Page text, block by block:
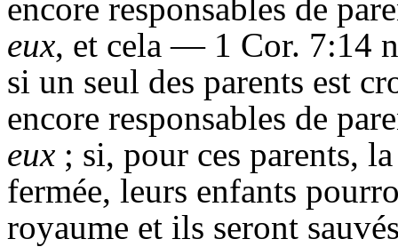
encore responsables de
eux, et cela — 1 Cor. 7:14
si un seul des parents est
encore responsables de
eux ; si, pour ces parents,
fermée, leurs enfants
royaume et ils seront